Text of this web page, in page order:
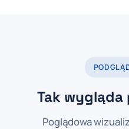
Tak wygląda
Poglądowa